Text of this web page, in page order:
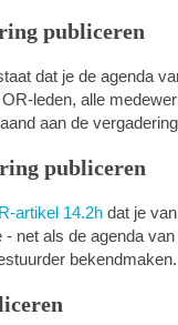
publiceren
dat je de agenda
leden, alle
aan de
publiceren
artikel 14.2h dat je
net als de agenda
bekendmaken.